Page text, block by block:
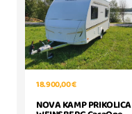
18.900,00 €
NOVA KAMP PRIKOLICA